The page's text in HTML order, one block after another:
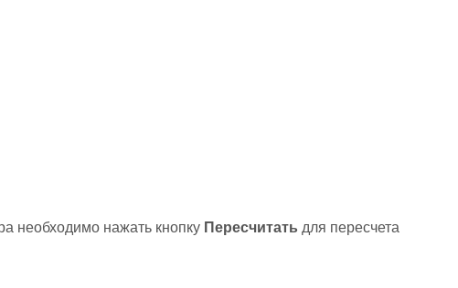
необходимо нажать кнопку Пересчитать для пересчета